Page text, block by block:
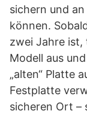
sichern und
können.
zwei Jahre ist,
Modell aus
„alten“ Platte
Festplatte
sicheren Ort –